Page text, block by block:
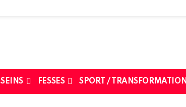
SEINS FESSES SPORT / TRANSFORMATION